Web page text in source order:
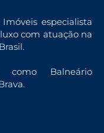
especialista
com atuação na
como Balneário